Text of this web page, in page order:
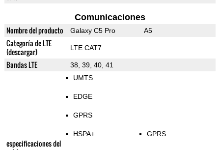
Comunicaciones
Nombre del producto Galaxy C5 Pro A5
Categoría de LTE
(descargar)
LTE CAT7
Bandas LTE 38, 39, 40, 41
especificaciones del
UMTS
EDGE
GPRS
HSPA+ GPRS